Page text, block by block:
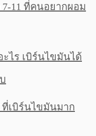
11 ที่คนอยากผอม
ะไร เบิร์นไขมันได้
ที่เบิร์นไขมันมาก